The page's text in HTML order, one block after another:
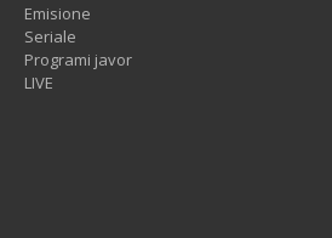
Emisione
Seriale
Programi javor
LIVE